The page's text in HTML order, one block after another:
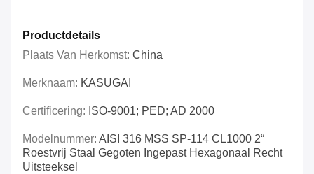
Productdetails
Plaats Van Herkomst: China
Merknaam: KASUGAI
Certificering: ISO-9001; PED; AD 2000
Modelnummer: AISI 316 MSS SP-114 CL1000 2“
Roestvrij Staal Gegoten Ingepast Hexagonaal Recht
Uitsteeksel